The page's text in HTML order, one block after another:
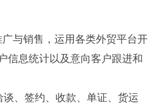
与销售，运用各类外贸平台开
信息统计以及意向客户跟进和
、签约、收款、单证、货运